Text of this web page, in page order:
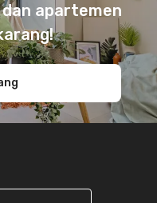
apartemen